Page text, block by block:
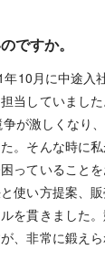
ですか。
10月に中途入
当していまし
が激しくなり
。そんな時に
っていること
使い方提案、
を貫きました
、非常に鍛えら